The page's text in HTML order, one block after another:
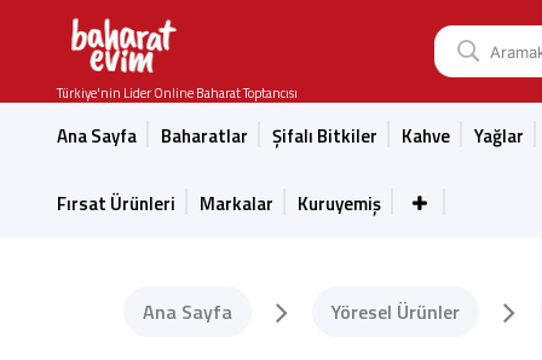
Türkiye'nin Lider Online Baharat Toptancısı
Ana Sayfa Baharatlar Şifalı Bitkiler Kahve Yağlar
Fırsat Ürünleri Markalar Kuruyemiş
Ana Sayfa Yöresel Ürünler